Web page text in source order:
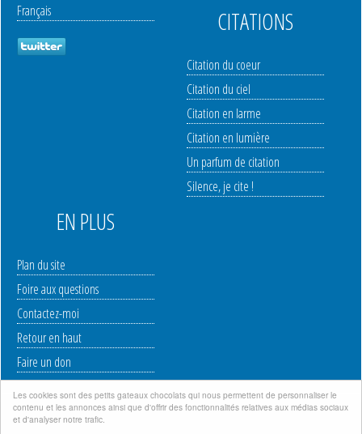
Les cookies sont des petits gateaux chocolats qui nous permettent de personnaliser le
contenu et les annonces ainsi que d'offrir des fonctionnalités relatives aux médias sociaux
et d'analyser notre trafic.
Français
CITATIONS
Citation du coeur
Citation du ciel
Citation en larme
Citation en lumière
Un parfum de citation
Silence, je cite !
EN PLUS
Plan du site
Foire aux questions
Contactez-moi
Retour en haut
Faire un don
Mentions légales|Politique de protection des données à caractère personnel